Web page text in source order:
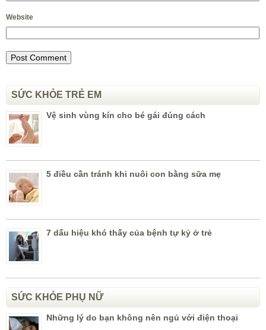
Website
SỨC KHỎE TRẺ EM
Vệ sinh vùng kín cho bé gái đúng cách
5 điều cần tránh khi nuôi con bằng sữa mẹ
7 dấu hiệu khó thấy của bệnh tự kỷ ở trẻ
SỨC KHỎE PHỤ NỮ
Những lý do bạn không nên ngủ với điện thoại